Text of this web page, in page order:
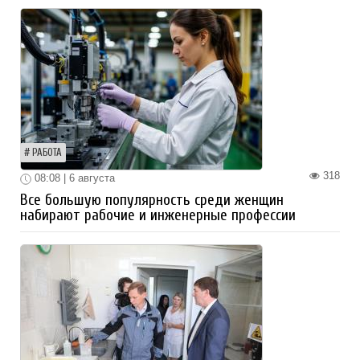
РАБОТА
318
08:08 | 6 августа
Все большую популярность среди женщин
набирают рабочие и инженерные профессии